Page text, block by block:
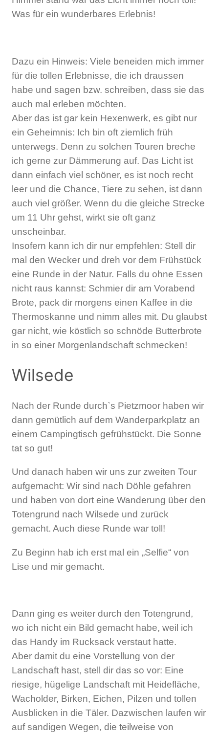
Was für ein wunderbares Erlebnis!
Dazu ein Hinweis: Viele beneiden mich immer
für die tollen Erlebnisse, die ich draussen
habe und sagen bzw. schreiben, dass sie das
auch mal erleben möchten.
Aber das ist gar kein Hexenwerk, es gibt nur
ein Geheimnis: Ich bin oft ziemlich früh
unterwegs. Denn zu solchen Touren breche
ich gerne zur Dämmerung auf. Das Licht ist
dann einfach viel schöner, es ist noch recht
leer und die Chance, Tiere zu sehen, ist dann
auch viel größer. Wenn du die gleiche Strecke
um 11 Uhr gehst, wirkt sie oft ganz
unscheinbar.
Insofern kann ich dir nur empfehlen: Stell dir
mal den Wecker und dreh vor dem Frühstück
eine Runde in der Natur. Falls du ohne Essen
nicht raus kannst: Schmier dir am Vorabend
Brote, pack dir morgens einen Kaffee in die
Thermoskanne und nimm alles mit. Du glaubst
gar nicht, wie köstlich so schnöde Butterbrote
in so einer Morgenlandschaft schmecken!
Wilsede
Nach der Runde durch`s Pietzmoor haben wir
dann gemütlich auf dem Wanderparkplatz an
einem Campingtisch gefrühstückt. Die Sonne
tat so gut!
Und danach haben wir uns zur zweiten Tour
aufgemacht: Wir sind nach Döhle gefahren
und haben von dort eine Wanderung über den
Totengrund nach Wilsede und zurück
gemacht. Auch diese Runde war toll!
Zu Beginn hab ich erst mal ein „Selfie“ von
Lise und mir gemacht.
Dann ging es weiter durch den Totengrund,
wo ich nicht ein Bild gemacht habe, weil ich
das Handy im Rucksack verstaut hatte.
Aber damit du eine Vorstellung von der
Landschaft hast, stell dir das so vor: Eine
riesige, hügelige Landschaft mit Heidefläche,
Wacholder, Birken, Eichen, Pilzen und tollen
Ausblicken in die Täler. Dazwischen laufen wir
auf sandigen Wegen, die teilweise von